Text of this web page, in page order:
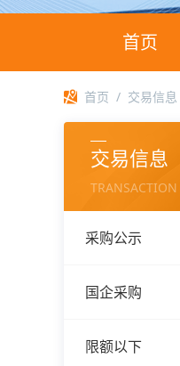
首页
首页 / 交易信息
交易信息
TRANSACTION
采购公示
国企采购
限额以下